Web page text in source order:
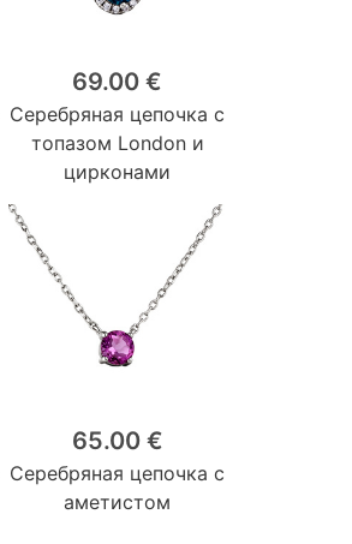
69.00 €
Серебряная цепочка с
топазом London и
цирконами
65.00 €
Серебряная цепочка с
аметистом